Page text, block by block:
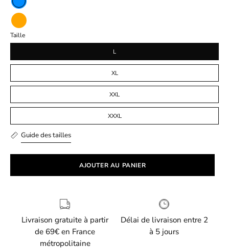
Taille
L
XL
XXL
XXXL
Bleu
Orange
Guide des tailles
AJOUTER AU PANIER
Livraison gratuite à partir
de 69€ en France
métropolitaine
Délai de livraison entre 2
à 5 jours